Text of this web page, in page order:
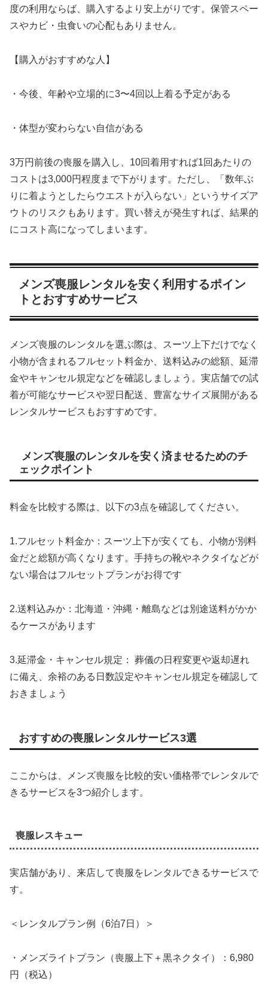
度の利用ならば、購入するより安上がりです。保管スペー
スやカビ・虫食いの心配もありません。
【購入がおすすめな人】
・今後、年齢や立場的に3〜4回以上着る予定がある
・体型が変わらない自信がある
3万円前後の喪服を購入し、10回着用すれば1回あたりの
コストは3,000円程度まで下がります。ただし、「数年ぶ
りに着ようとしたらウエストが入らない」というサイズア
ウトのリスクもあります。買い替えが発生すれば、結果的
にコスト高になってしまいます。
メンズ喪服レンタルを安く利用するポイン
トとおすすめサービス
メンズ喪服のレンタルを選ぶ際は、スーツ上下だけでなく
小物が含まれるフルセット料金か、送料込みの総額、延滞
金やキャンセル規定などを確認しましょう。実店舗での試
着が可能なサービスや翌日配送、豊富なサイズ展開がある
レンタルサービスもおすすめです。
メンズ喪服のレンタルを安く済ませるためのチ
ェックポイント
料金を比較する際は、以下の3点を確認してください。
1.フルセット料金か：スーツ上下が安くても、小物が別料
金だと総額が高くなります。手持ちの靴やネクタイなどが
ない場合はフルセットプランがお得です
2.送料込みか：北海道・沖縄・離島などは別途送料がかか
るケースがあります
3.延滞金・キャンセル規定： 葬儀の日程変更や返却遅れ
に備え、余裕のある日数設定やキャンセル規定を確認して
おきましょう
おすすめの喪服レンタルサービス3選
ここからは、メンズ喪服を比較的安い価格帯でレンタルで
きるサービスを3つ紹介します。
喪服レスキュー
実店舗があり、来店して喪服をレンタルできるサービスで
す。
＜レンタルプラン例（6泊7日）＞
・メンズライトプラン（喪服上下＋黒ネクタイ）：6,980
円（税込）